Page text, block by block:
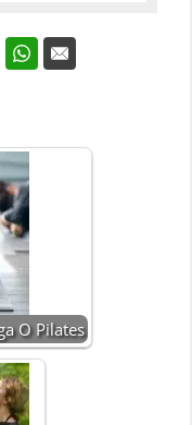
O Pilates